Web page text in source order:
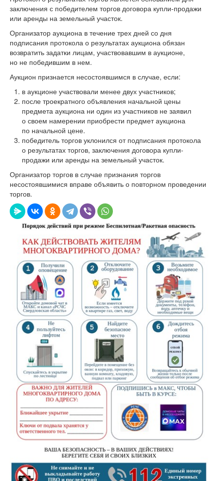
заключения с победителем торгов договора купли-продажи
или аренды на земельный участок.
Организатор аукциона в течение трех дней со дня
подписания протокола о результатах аукциона обязан
возвратить задатки лицам, участвовавшим в аукционе,
но не победившим в нем.
Аукцион признается несостоявшимся в случае, если:
в аукционе участвовали менее двух участников;
после троекратного объявления начальной цены
предмета аукциона ни один из участников не заявил
о своем намерении приобрести предмет аукциона
по начальной цене.
победитель торгов уклонился от подписания протокола
о результатах торгов, заключения договора купли-
продажи или аренды на земельный участок.
Организатор торгов в случае признания торгов
несостоявшимися вправе объявить о повторном проведении
торгов.